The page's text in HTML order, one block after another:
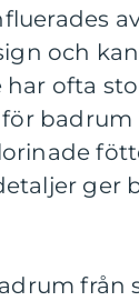
och
ofta
från